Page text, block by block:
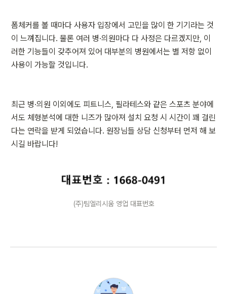
폼체커를 볼 때마다 사용자 입장에서 고민을 많이 한 기기라는 것
이 느껴집니다. 물론 여러 병·의원마다 다 사정은 다르겠지만, 이
러한 기능들이 갖추어져 있어 대부분의 병원에서는 별 저항 없이
사용이 가능할 것입니다.
최근 병·의원 이외에도 피트니스, 필라테스와 같은 스포츠 분야에
서도 체형분석에 대한 니즈가 많아져 설치 요청 시 시간이 꽤 걸린
다는 연락을 받게 되었습니다. 원장님들 상담 신청부터 먼저 해 보
시길 바랍니다!
(주)팀엘리시움 영업 대표번호